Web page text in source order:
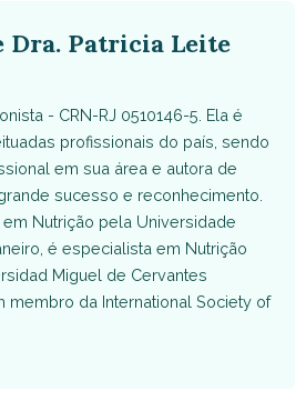
Dra. Patricia Leite
- CRN-RJ 0510146-5. Ela é
profissionais do país, sendo
em sua área e autora de
sucesso e reconhecimento.
Nutrição pela Universidade
é especialista em Nutrição
Miguel de Cervantes
membro da International Society of